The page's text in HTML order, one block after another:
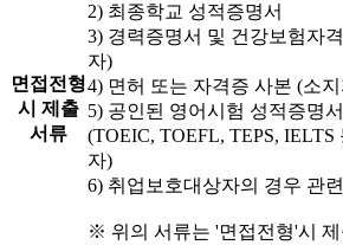
면접전형
시 제출
서류
2) 최종학교 성적증명서
3) 경력증명서 및 건강보험자
자)
4) 면허 또는 자격증 사본 (소
5) 공인된 영어시험 성적증명
(TOEIC, TOEFL, TEPS, IELTS
자)
6) 취업보호대상자의 경우
※ 위의 서류는 '면접전형'시